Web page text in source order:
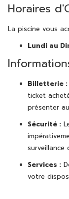
Horaires
La piscine vous
Lundi au
Billetterie :
ticket
présenter
Sécurité :
surveillance
Services :
votre